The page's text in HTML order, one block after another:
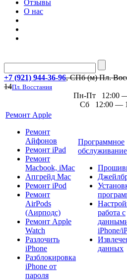
Отзывы
О нас
+7 (921) 944-36-96, СПб (м) Пл.
14Пл. Восстания
Пн-Пт 12:00
Сб 12:00 —
Ремонт Apple
Ремонт
Айфонов
Ремонт iPad
Ремонт
Macbook, iMac
Апгрейд Mac
Ремонт iPod
Ремонт
AirPods
(Аирподс)
Ремонт Apple
Watch
Разлочить
iPhone
Разблокировка
iPhone от
пароля
Программное
обслуживание
работа с
iPhone/
данных